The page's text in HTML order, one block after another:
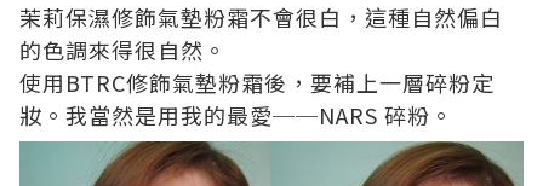
茉莉保濕修飾氣墊粉霜不會很白，這種自然偏白
的色調來得很自然。
使用BTRC修飾氣墊粉霜後，要補上一層碎粉定
妝。我當然是用我的最愛──NARS 碎粉。